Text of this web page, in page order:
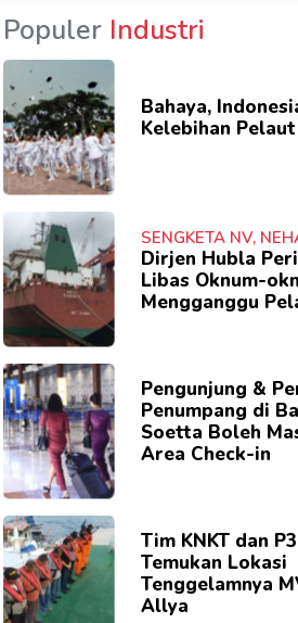
Populer Industri
Bahaya,
Kelebihan Pelaut
SENGKETA NV,
Dirjen Hubla
Libas Oknum-
Mengganggu
Pengunjung &
Penumpang di
Soetta Boleh
Area Check-in
Tim KNKT dan
Temukan Lokasi
Tenggelamnya
Allya